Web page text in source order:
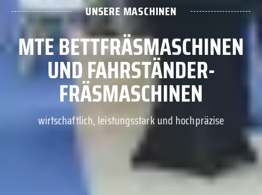
UNSERE MASCHINEN
MTE BETTFRÄSMASCHINEN
UND FAHRSTÄNDER-
FRÄSMASCHINEN
wirtschaftlich, leistungsstark und hochpräzise